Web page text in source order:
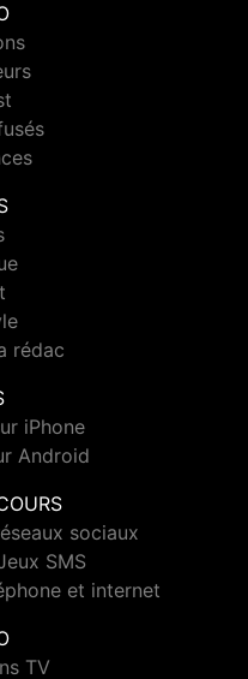
rédac
iPhone
Android
sociaux
SMS
et internet
TV